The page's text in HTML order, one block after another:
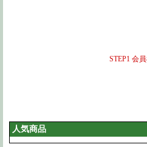
STEP1 会
人気商品